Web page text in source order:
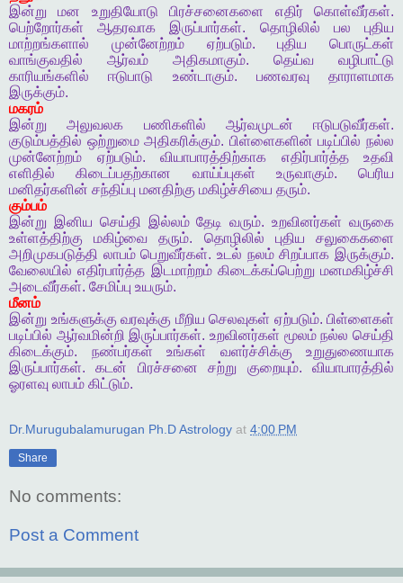
இன்று
மன உறுதியோடு பிரச்சனைகளை எதிர் கொள்வீர்கள்.
பெற்றோர்கள்
ஆதரவாக இருப்பார்கள். தொழிலில் பல
புதிய
மாற்றங்களால்
முன்னேற்றம் ஏற்படும்.புதிய
பொருட்கள்
வாங்குவதில்
ஆர்வம் அதிகமாகும். தெய்வ
வழிபாட்டு
காரியங்களில்
ஈடுபாடு உண்டாகும். பணவரவு
தாராளமாக
இருக்கும்.
மகரம்
இன்று
அலுவலக பணிகளில் ஆர்வமுடன் ஈடுபடுவீர்கள்.
குடும்பத்தில் ஒற்றுமை அதிகரிக்கும். பிள்ளைகளின் படிப்பில் நல்ல
முன்னேற்றம்
ஏற்படும். வியாபாரத்திற்காக எதிர்பார்த்த
உதவி
எளிதில்
கிடைப்பதற்கான வாய்ப்புகள் உருவாகும். பெரிய
மனிதர்களின் சந்திப்பு மனதிற்கு மகிழ்ச்சியை தரும்.
கும்பம்
இன்று இனிய செய்தி இல்லம் தேடி வரும்.உறவினர்கள் வருகை
உள்ளத்திற்கு
மகிழ்வை தரும். தொழிலில் புதிய
சலுகைகளை
அறிமுகபடுத்தி லாபம் பெறுவீர்கள்.உடல் நலம் சிறப்பாக இருக்கும்.
வேலையில் எதிர்பார்த்த இடமாற்றம் கிடைக்கப்பெற்று மனமகிழ்ச்சி
அடைவீர்கள். சேமிப்பு உயரும்.
மீனம்
இன்று உங்களுக்கு வரவுக்கு மீறிய செலவுகள் ஏற்படும். பிள்ளைகள்
படிப்பில் ஆர்வமின்றி இருப்பார்கள்.உறவினர்கள் மூலம் நல்ல செய்தி
கிடைக்கும். நண்பர்கள் உங்கள் வளர்ச்சிக்கு
உறுதுணையாக
இருப்பார்கள்.கடன் பிரச்சனை சற்று குறையும்.வியாபாரத்தில்
ஓரளவு லாபம் கிட்டும்.
Dr.Murugubalamurugan Ph.D Astrology at 4:00 PM
Share
No comments:
Post a Comment